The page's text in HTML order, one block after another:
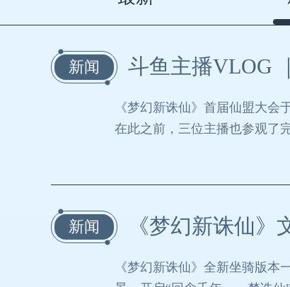
新闻 斗鱼主播VLOG
《梦幻新诛仙》首届仙盟大
在此之前，三位主播也参观了
新闻 《梦幻新诛仙
《梦幻新诛仙》全新坐骑版